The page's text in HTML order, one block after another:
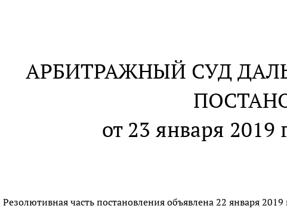
АРБИТРАЖНЫЙ СУД
от 23 января
Резолютивная часть постановления объявлена 22 января 2019